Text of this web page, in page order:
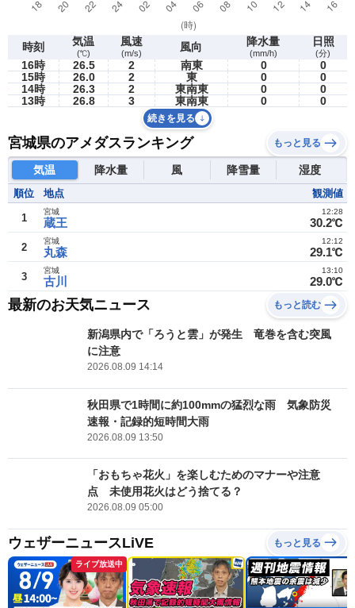
時刻 気温
(℃)
風速
(m/s) 風向 降水量
(mm/h)
日照
(分)
16時 26.5 2 南東 0
0
15時
26.0 2 東 0
0
14時
26.3 2 東南東 0
0
13時
26.8 3 東南東 0 0
続きを見る
宮城県のアメダスランキング もっと見る
気温 降水量 風 降雪量 湿度
順位 地点 観測値
1 蔵王
宮城
30.2℃
12:28
2 丸森
宮城
29.1℃
12:12
3 古川
宮城
29.0℃
13:10
最新のお天気ニュース もっと読む
新潟県内で「ろうと雲」が発生 竜巻を含む突風
に注意
2026.08.09 14:14
秋田県で1時間に約100mmの猛烈な雨 気象防災
速報・記録的短時間大雨
2026.08.09 13:50
「おもちゃ花火」を楽しむためのマナーや注意
点 未使用花火はどう捨てる？
2026.08.09 05:00
ウェザーニュースLiVE もっと見る
ライブ放送中